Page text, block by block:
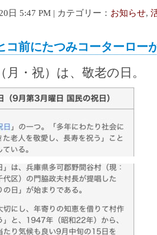
日 5:47 PM | カテゴリー： お知らせ,
コ前にたつみコーターロー
月・祝）は、敬老の日。